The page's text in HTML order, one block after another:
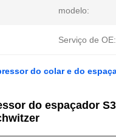
modelo:
Serviço de OE:
do colar e do
do espaçador